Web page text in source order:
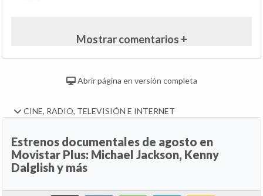
Mostrar comentarios +
Abrir página en versión completa
CINE, RADIO, TELEVISIÓN E INTERNET
Estrenos documentales de agosto en
Movistar Plus: Michael Jackson, Kenny
Dalglish y más